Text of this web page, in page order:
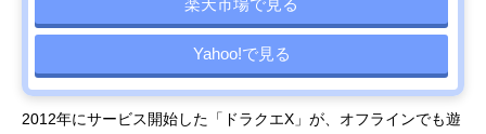
楽天市場で見る
Yahoo!で見る
2012年にサービス開始した「ドラクエX」が、オフラインでも遊